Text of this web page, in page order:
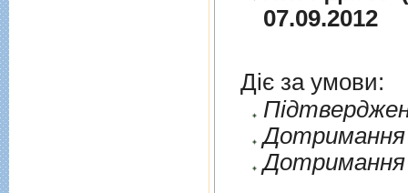
07.09.2012
Діє за умови:
Дотримання
Дотримання